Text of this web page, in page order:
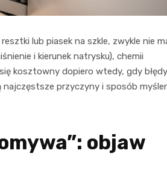
lub piasek na szkle, zwykle nie
i kierunek natrysku), chemii
kosztowny dopiero wtedy, gdy błędy
najczęstsze przyczyny i sposób
objaw